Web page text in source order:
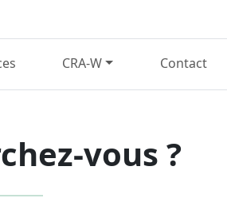
CRA-W Contact
vous ?